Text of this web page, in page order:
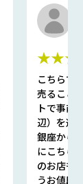
こちらで
売ること
トで事前
辺）を選
銀座から
にこちら
のお店も
うお値段